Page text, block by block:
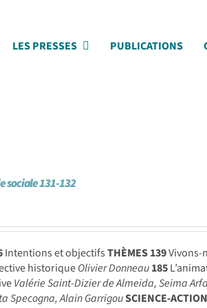
LES PRESSES PUBLICATIONS
sociale 131-132
Intentions et objectifsTHÈMES139Vivons-
historiqueOlivier Donneau185
Valérie Saint-Dizier de Almeida, Seima
Specogna, Alain GarrigouSCIENCE-